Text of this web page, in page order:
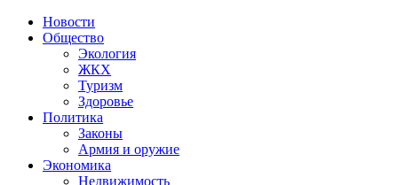
Новости
Общество
Экология
ЖКХ
Туризм
Здоровье
Политика
Законы
Армия и оружие
Экономика
Недвижимость